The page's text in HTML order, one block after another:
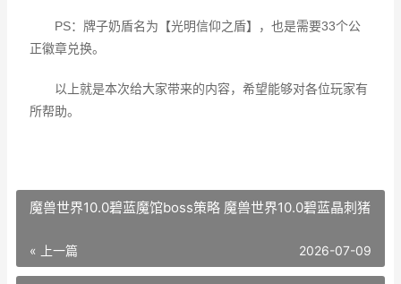
PS：牌子奶盾名为【光明信仰之盾】，也是需要33个公
正徽章兑换。
以上就是本次给大家带来的内容，希望能够对各位玩家有
所帮助。
魔兽世界10.0碧蓝魔馆boss策略 魔兽世界10.0碧蓝晶刺猪
« 上一篇 2026-07-09